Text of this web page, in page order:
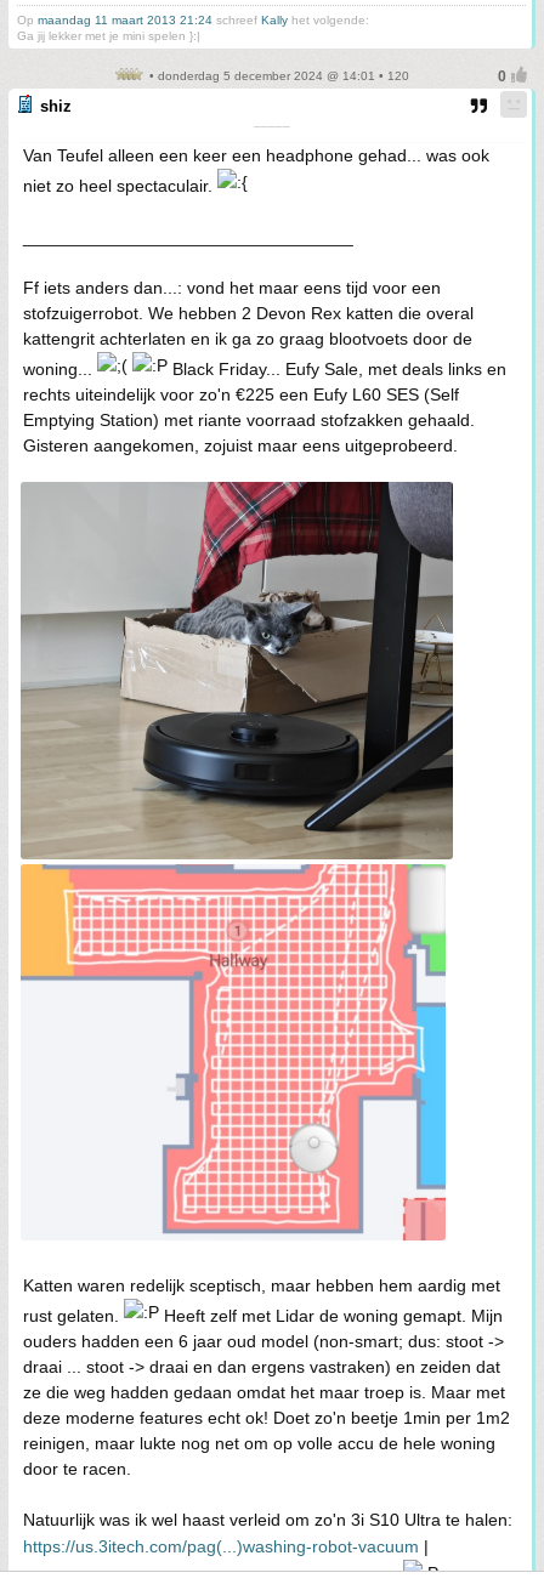
Op maandag 11 maart 2013 21:24 schreef Kally het volgende:
Ga jij lekker met je mini spelen }:|
• donderdag 5 december 2024 @ 14:01 • 120
shiz
¯¯¯¯¯
Van Teufel alleen een keer een headphone gehad... was ook
niet zo heel spectaculair.
Ff iets anders dan...: vond het maar eens tijd voor een
stofzuigerrobot. We hebben 2 Devon Rex katten die overal
kattengrit achterlaten en ik ga zo graag blootvoets door de
woning...
Black Friday... Eufy Sale, met deals links en
rechts uiteindelijk voor zo'n €225 een Eufy L60 SES (Self
Emptying Station) met riante voorraad stofzakken gehaald.
Gisteren aangekomen, zojuist maar eens uitgeprobeerd.
Katten waren redelijk sceptisch, maar hebben hem aardig met
rust gelaten.
Heeft zelf met Lidar de woning gemapt. Mijn
ouders hadden een 6 jaar oud model (non-smart; dus: stoot ->
draai ... stoot -> draai en dan ergens vastraken) en zeiden dat
ze die weg hadden gedaan omdat het maar troep is. Maar met
deze moderne features echt ok! Doet zo'n beetje 1min per 1m2
reinigen, maar lukte nog net om op volle accu de hele woning
door te racen.
Natuurlijk was ik wel haast verleid om zo'n 3i S10 Ultra te halen:
https://us.3itech.com/pag(...)washing-robot-vacuum |
https://www.kickstarter.c(...)ter-recycling-system. Maar we